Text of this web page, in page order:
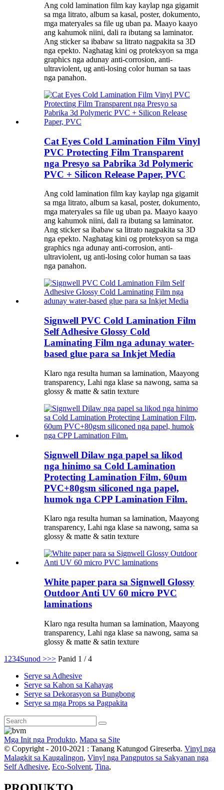
Ang cold lamination film kay kaylap nga gigamit
sa mga litrato, album sa kasal, poster, dokumento,
mga materyales sa file ug uban pa. Maayo kaayo
ang kahumok niini, dali ra ibutang sa laminator.
Ang sticker sa ibabaw sa litrato nagpakita sa 3D
nga epekto. Naghatag kini og proteksyon sa mga
graphics nga adunay anti-corrosion, anti-
ultraviolent, ug anti-losing color human sa taas
nga panahon.
Cat Eyes Cold Lamination Film Vinyl
PVC Protecting Film Transparent
nga Presyo sa Pabrika 3d Polymeric
PVC + Silicon Release Paper, PVC
Ang cold lamination film kay kaylap nga gigamit
sa mga litrato, album sa kasal, poster, dokumento,
mga materyales sa file ug uban pa. Maayo kaayo
ang kahumok niini, dali ra ibutang sa laminator.
Ang sticker sa ibabaw sa litrato nagpakita sa 3D
nga epekto. Naghatag kini og proteksyon sa mga
graphics nga adunay anti-corrosion, anti-
ultraviolent, ug anti-losing color human sa taas
nga panahon.
Signwell PVC Cold Lamination Film
Self Adhesive Glossy Cold
Laminating Film nga adunay water-
based glue para sa Inkjet Media
Klaro nga resulta human sa lamination, Maayong
transparency, Lahi nga klase sa nawong, sama sa
glossy & matte & satin texture
Signwell Dilaw nga papel sa likod
nga hinimo sa Cold Lamination
Protecting Lamination Film, 60um
PVC+80gsm siliconed nga papel,
humok nga CPP Lamination Film.
Klaro nga resulta human sa lamination, Maayong
transparency, Lahi nga klase sa nawong, sama sa
glossy & matte & satin texture
White paper para sa Signwell Glossy
Outdoor Anti UV 60 micro PVC
laminations
Klaro nga resulta human sa lamination, Maayong
transparency, Lahi nga klase sa nawong, sama sa
glossy & matte & satin texture
1 234Sunod >>> Panid 1 / 4
Serye sa Adhesive
Serye sa Kahon sa Kahayag
Serye sa Dekorasyon sa Bungbong
Serye sa mga Props sa Pagpakita
Mga Init nga Produkto, Mapa sa Site
© Copyright - 2010-2021 : Tanang Katungod Gireserba. Vinyl nga
Malagkit sa Kaugalingon, Vinyl nga Pangputos sa Sakyanan nga
Self Adhesive, Eco-Solvent, Tina,